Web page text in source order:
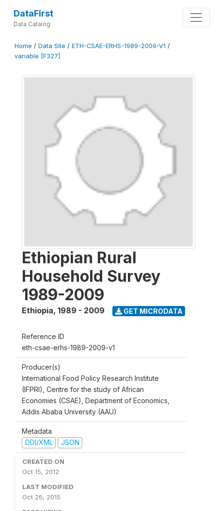
DataFirst
Data Catalog
Home / Data Site / ETH-CSAE-ERHS-1989-2009-V1 /
variable [F327]
Ethiopian Rural
Household Survey
1989-2009
Ethiopia, 1989 - 2009 GET MICRODATA
Reference ID
eth-csae-erhs-1989-2009-v1
Producer(s)
International Food Policy Research Institute
(IFPRI), Centre for the study of African
Economies (CSAE), Department of Economics,
Addis Ababa University (AAU)
Metadata
DDI/XML
JSON
CREATED ON
Oct 15, 2012
LAST MODIFIED
Oct 26, 2015